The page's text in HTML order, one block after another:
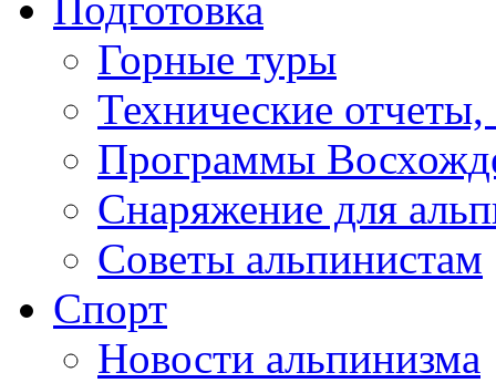
Горные туры
Технические
Программы
Снаряжение для
Советы альпинистам
Спорт
Новости альпинизма